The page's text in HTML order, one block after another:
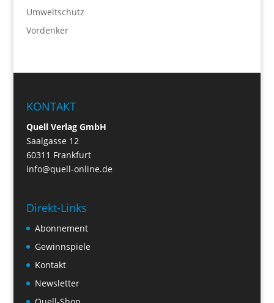
Umweltschutz
Vordenker
KONTAKT
Quell Verlag GmbH
Saalgasse 12
60311 Frankfurt
info@quell-online.de
Direkt-Links
Abonnement
Gewinnspiele
Kontakt
Newsletter